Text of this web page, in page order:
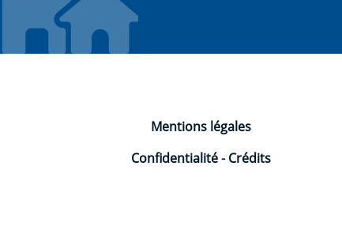
Mentions légales
Confidentialité-Crédits